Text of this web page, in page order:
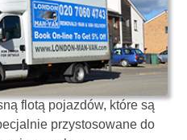
flotą pojazdów, które są
przystosowane do